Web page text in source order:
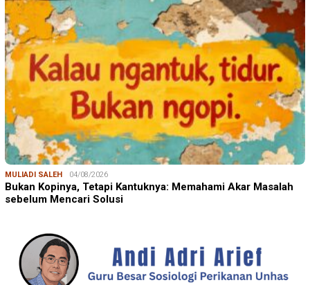
MULIADI SALEH 04/08/2026
Bukan Kopinya, Tetapi Kantuknya: Memahami Akar Masalah
sebelum Mencari Solusi